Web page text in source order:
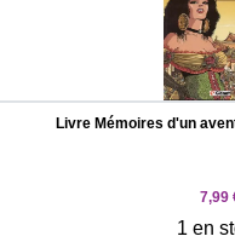
Livre Mémoires d'un
7,99
1 en